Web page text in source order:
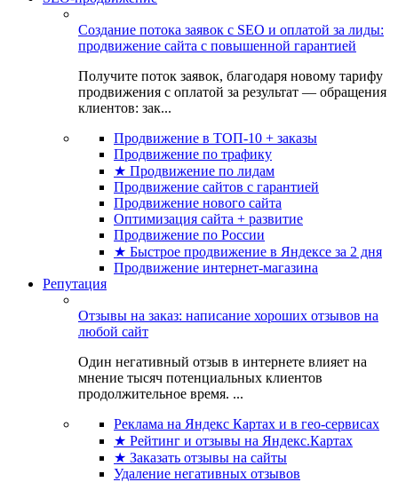
Создание потока заявок с SEO и оплатой за лиды:
продвижение сайта с повышенной гарантией
Получите поток заявок, благодаря новому тарифу
продвижения с оплатой за результат — обращения
клиентов: зак...
Продвижение в ТОП-10 + заказы
Продвижение по трафику
★ Продвижение по лидам
Продвижение сайтов с гарантией
Продвижение нового сайта
Оптимизация сайта + развитие
Продвижение по России
★ Быстрое продвижение в Яндексе за 2 дня
Продвижение интернет-магазина
Репутация
Отзывы на заказ: написание хороших отзывов на
любой сайт
Один негативный отзыв в интернете влияет на
мнение тысяч потенциальных клиентов
продолжительное время. ...
Реклама на Яндекс Картах и в гео-сервисах
★ Рейтинг и отзывы на Яндекс.Картах
★ Заказать отзывы на сайты
Удаление негативных отзывов